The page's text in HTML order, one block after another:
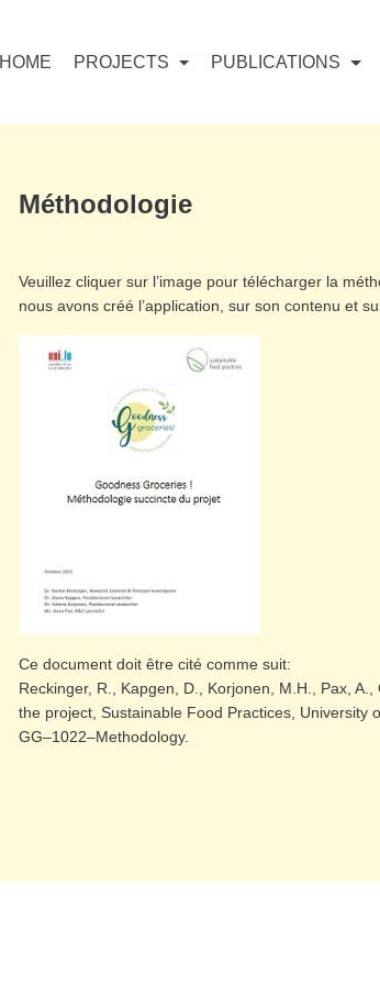
HOME PROJECTS PUBLICATIONS
Méthodologie
Veuillez cliquer sur l’image pour télécharger la
nous avons créé l’application, sur son contenu et
Ce document doit être cité comme suit:
Reckinger, R., Kapgen, D., Korjonen, M.H., Pax,
the project, Sustainable Food Practices, University
GG–1022–Methodology.